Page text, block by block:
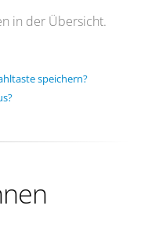
in der Übersicht.
speichern?